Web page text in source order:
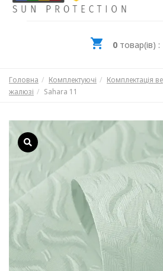
0товар(ів) :
Головна Комплектуючі
Комплектація
жалюзі
Sahara 11